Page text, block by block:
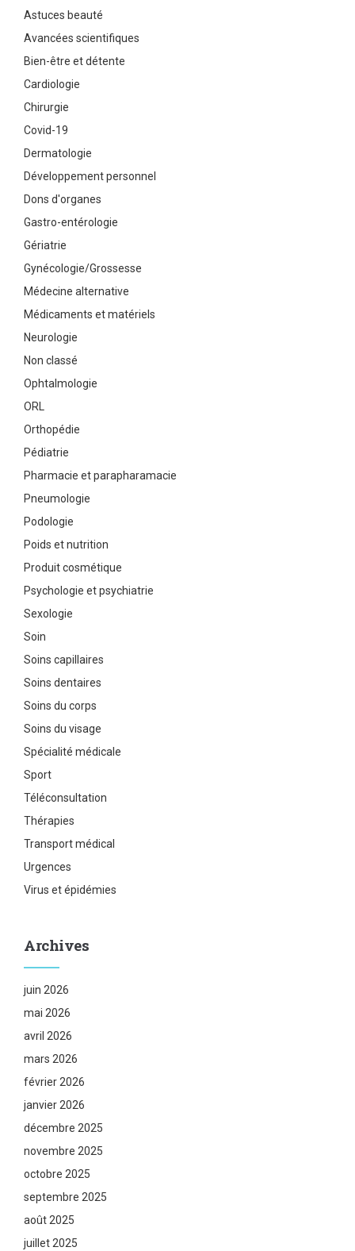
Astuces beauté
Avancées scientifiques
Bien-être et détente
Cardiologie
Chirurgie
Covid-19
Dermatologie
Développement personnel
Dons d'organes
Gastro-entérologie
Gériatrie
Gynécologie/Grossesse
Médecine alternative
Médicaments et matériels
Neurologie
Non classé
Ophtalmologie
ORL
Orthopédie
Pédiatrie
Pharmacie et parapharamacie
Pneumologie
Podologie
Poids et nutrition
Produit cosmétique
Psychologie et psychiatrie
Sexologie
Soin
Soins capillaires
Soins dentaires
Soins du corps
Soins du visage
Spécialité médicale
Sport
Téléconsultation
Thérapies
Transport médical
Urgences
Virus et épidémies
Archives
juin 2026
mai 2026
avril 2026
mars 2026
février 2026
janvier 2026
décembre 2025
novembre 2025
octobre 2025
septembre 2025
août 2025
juillet 2025